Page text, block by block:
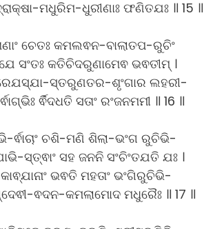
ମଧୁରିମ-ଧୁରୀଣାଃ ଫଣିତଯଃ ॥ 15 ॥
ଚେତଃ କମଲଵନ-ବାଲାତପ-ରୁଚିଂ
ସଂତଃ କତିଚିଦରୁଣାମେଵ ଭଵତୀମ୍ ।
ସ୍ତରୁଣତର-ଶୃଂଗାର ଲହରୀ-
ର୍ଵିଦଧତି ସତାଂ ରଂଜନମମୀ ॥ 16 ॥
ର୍ଵାଚାଂ ଚଶି-ମଣି ଶିଲା-ଭଂଗ ରୁଚିଭି-
ସ୍ତ୍ଵାଂ ସହ ଜନନି ସଂଚିଂତଯତି ଯଃ ।
କାଵ୍ଯାନାଂ ଭଵତି ମହତାଂ ଭଂଗିରୁଚିଭି-
ଵଦନ-କମଲାମୋଦ ମଧୁରୈଃ ॥ 17 ॥